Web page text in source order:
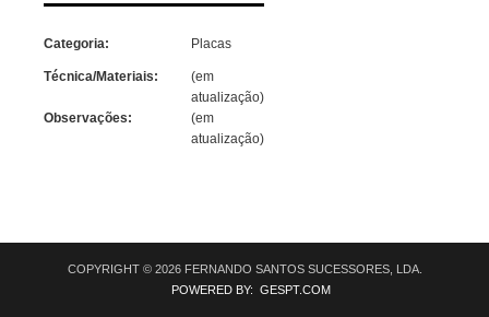
Categoria: Placas
Técnica/Materiais:
(em
atualização)
Observações:
(em
atualização)
COPYRIGHT © 2026 FERNANDO SANTOS SUCESSORES, LDA.
POWERED BY: GESPT.COM